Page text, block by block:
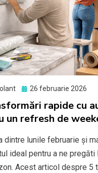
Posted
26 februarie 2026
rapide cu
un refresh de
dintre lunile februarie și
ideal pentru a ne pregăti
Acest articol despre 5